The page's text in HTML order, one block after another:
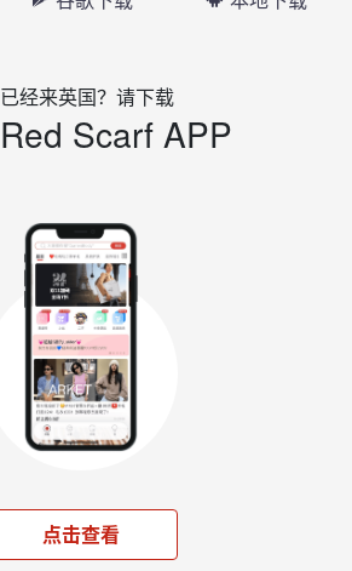
已经来英国？请下载
Red Scarf APP
点击查看